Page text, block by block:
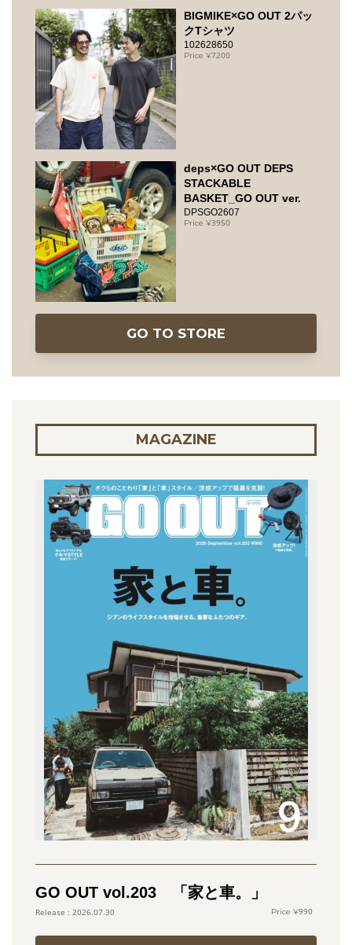
BIGMIKE×GO OUT 2パッ
クTシャツ
102628650
7200
deps×GO OUT DEPS
STACKABLE
BASKET_GO OUT ver.
DPSGO2607
3950
GO TO STORE
MAGAZINE
GO OUT vol.203 「家と車。」
2026.07.30 990